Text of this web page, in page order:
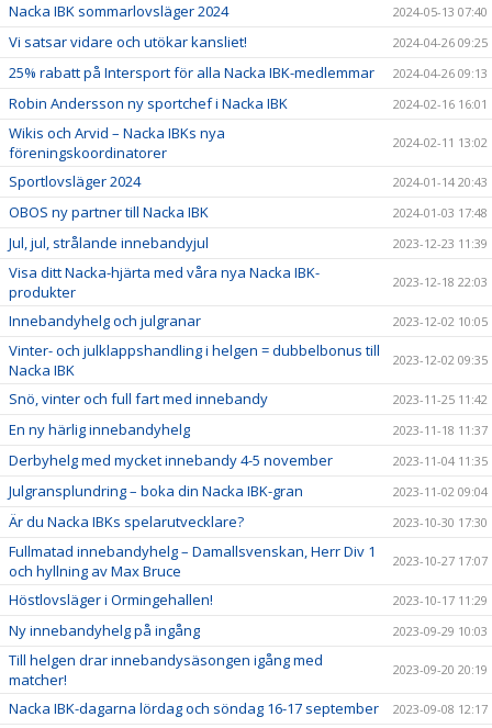
Nacka IBK sommarlovsläger 2024 2024-05-13 07:40
Vi satsar vidare och utökar kansliet! 2024-04-26 09:25
25% rabatt på Intersport för alla Nacka IBK-medlemmar 2024-04-26 09:13
Robin Andersson ny sportchef i Nacka IBK 2024-02-16 16:01
Wikis och Arvid – Nacka IBKs nya
föreningskoordinatorer
2024-02-11 13:02
Sportlovsläger 2024 2024-01-14 20:43
OBOS ny partner till Nacka IBK 2024-01-03 17:48
Jul, jul, strålande innebandyjul 2023-12-23 11:39
Visa ditt Nacka-hjärta med våra nya Nacka IBK-
produkter
2023-12-18 22:03
Innebandyhelg och julgranar 2023-12-02 10:05
Vinter- och julklappshandling i helgen = dubbelbonus till
Nacka IBK
2023-12-02 09:35
Snö, vinter och full fart med innebandy 2023-11-25 11:42
En ny härlig innebandyhelg 2023-11-18 11:37
Derbyhelg med mycket innebandy 4-5 november 2023-11-04 11:35
Julgransplundring – boka din Nacka IBK-gran 2023-11-02 09:04
Är du Nacka IBKs spelarutvecklare? 2023-10-30 17:30
Fullmatad innebandyhelg – Damallsvenskan, Herr Div 1
och hyllning av Max Bruce
2023-10-27 17:07
Höstlovsläger i Ormingehallen! 2023-10-17 11:29
Ny innebandyhelg på ingång 2023-09-29 10:03
Till helgen drar innebandysäsongen igång med
matcher!
2023-09-20 20:19
Nacka IBK-dagarna lördag och söndag 16-17 september 2023-09-08 12:17